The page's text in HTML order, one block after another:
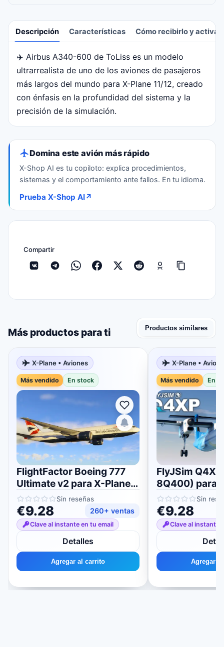
Descripción Características Cómo recibirlo y
Descripción
✈️ Airbus A340-600 de ToLiss es un modelo
ultrarrealista de uno de los aviones de pasajeros
más largos del mundo para X-Plane 11/12, creado
con énfasis en la profundidad del sistema y la
precisión de la simulación.
Domina este avión más rápido
X-Shop AI es tu copiloto: explica procedimientos,
sistemas y el comportamiento ante fallos. En tu idioma.
Prueba X-Shop AI↗
Compartir
Más productos para ti Productos similares
X-Plane • Aviones
Más vendido En stock
FlightFactor Boeing 777
Ultimate v2 para X-Plane
11/12
Sin reseñas
€9.28 260+ ventas
Clave al instante en tu email
Detalles
Agregar al carrito
X-Plane •
Más vendido En
FlyJSim
8Q400) para
11/12
Sin
€9.28
Clave al instante
Agregar